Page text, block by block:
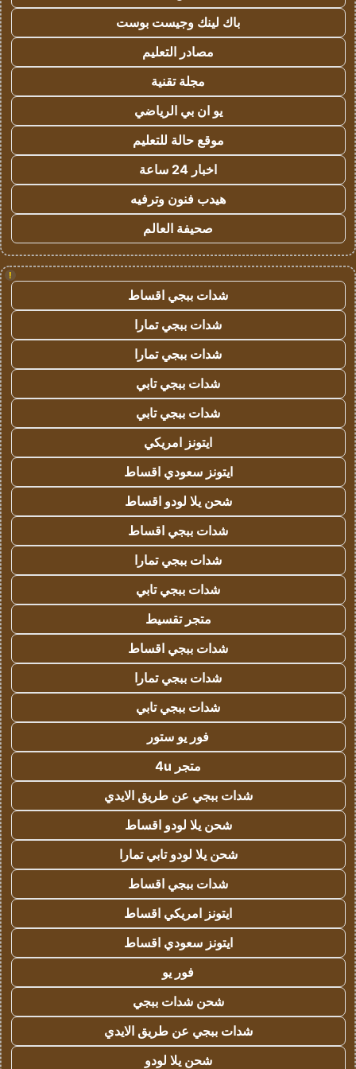
باك لينك وجيست بوست
مصادر التعليم
مجلة تقنية
يو ان بي الرياضي
موقع حالة للتعليم
اخبار 24 ساعة
هيدب فنون وترفيه
صحيفة العالم
!
شدات ببجي اقساط
شدات ببجي تمارا
شدات ببجي تمارا
شدات ببجي تابي
شدات ببجي تابي
ايتونز امريكي
ايتونز سعودي اقساط
شحن يلا لودو اقساط
شدات ببجي اقساط
شدات ببجي تمارا
شدات ببجي تابي
متجر تقسيط
شدات ببجي اقساط
شدات ببجي تمارا
شدات ببجي تابي
فور يو ستور
متجر 4u
شدات ببجي عن طريق الايدي
شحن يلا لودو اقساط
شحن يلا لودو تابي تمارا
شدات ببجي اقساط
ايتونز امريكي اقساط
ايتونز سعودي اقساط
فور يو
شحن شدات ببجي
شدات ببجي عن طريق الايدي
شحن يلا لودو